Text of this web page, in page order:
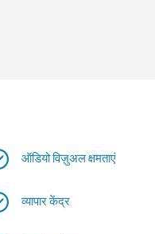
ऑडियो विज़ुअल क्षमताएं
व्यापार केंद्र